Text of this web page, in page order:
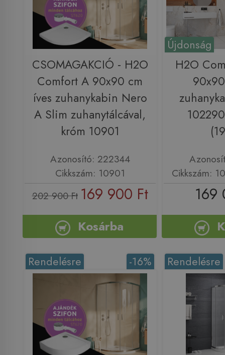
CSOMAGAKCIÓ - H2O
Comfort A 90x90 cm
íves zuhanykabin Nero
A Slim zuhanytálcával,
króm 10901
Azonosító: 222344
Cikkszám: 10901
202 900 Ft 169 900 Ft
Kosárba
Újdonság
H2O
Cikkszám:
169
-16%
Rendelésre Rendelésre